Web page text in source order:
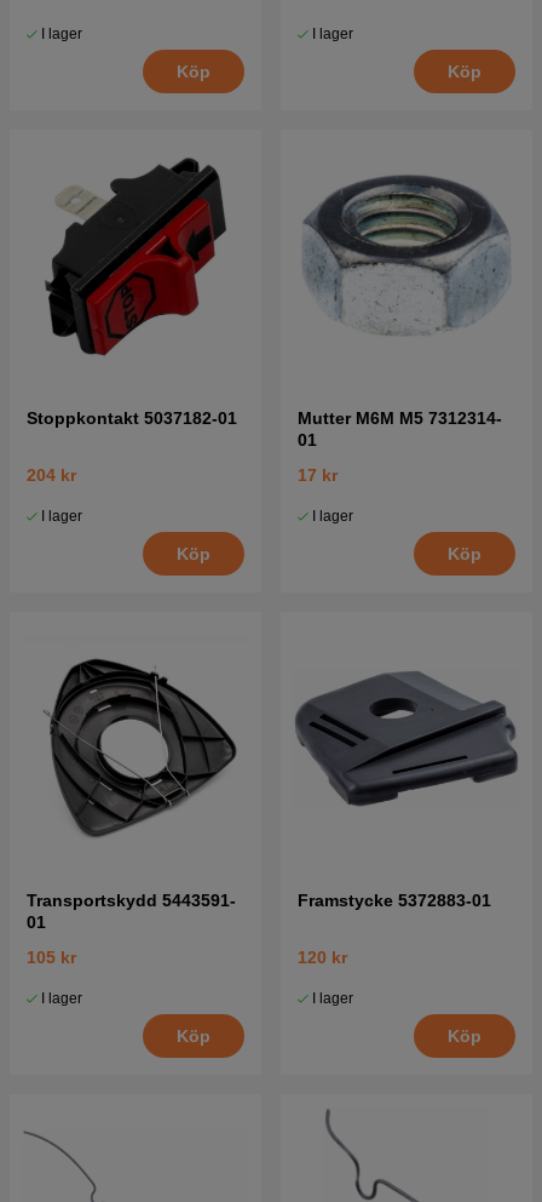
I lager
Köp
I lager
Köp
Stoppkontakt 5037182-01
204 kr
I lager
Köp
Mutter M6M M5 7312314-
01
17 kr
I lager
Köp
Transportskydd 5443591-
01
105 kr
I lager
Köp
Framstycke 5372883-01
120 kr
I lager
Köp